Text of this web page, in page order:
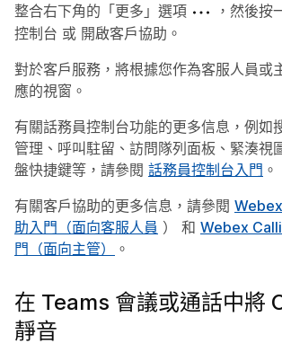
整合右下角的「更多」選項
，然後按
控制台 或 開啟客戶協助 。
對於客戶服務，將根據您作為客服人員或
應的視窗。
有關話務員控制台功能的更多信息，例如
管理、呼叫駐留、訪問隊列面板、緊湊視
盤快捷鍵等，請參閱 話務員控制台入門 。
有關客戶協助的更多信息，請參閱
助入門（面向客服人員 ） 和 Webex
門（面向主管）
。
在 Teams 會議或通話中將
靜音